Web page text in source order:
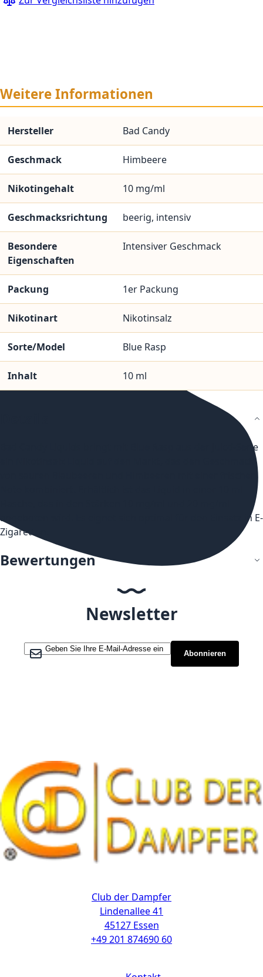
Weitere Informationen
Hersteller Bad Candy
Geschmack Himbeere
Nikotingehalt 10 mg/ml
Geschmacksrichtung beerig, intensiv
Besondere
Eigenschaften
Intensiver Geschmack
Packung 1er Packung
Nikotinart Nikotinsalz
Sorte/Model Blue Rasp
Inhalt 10 ml
Bad Candy Liquids bringt mit Blue Rasp aus der Juicd-Serie
angeboten wird. Es eignet sich optimal für den Einsatz in E-
Zigaretten.
Bewertungen
Newsletter
Melden Sie sich für unseren Newsletter an:
Abonnieren
Club der Dampfer
Lindenallee 41
45127 Essen
+49 201 874690 60